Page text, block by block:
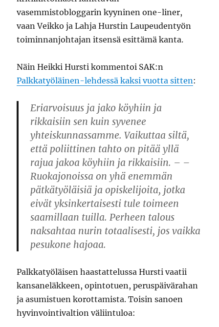
vasemmistobloggarin kyyninen one-liner,
vaan Veikko ja Lahja Hurstin Laupeudentyön
toiminnanjohtajan itsensä esittämä kanta.
Näin Heikki Hursti kommentoi SAK:n
Palkkatyöläinen-lehdessä kaksi vuotta sitten:
Eriarvoisuus ja jako köyhiin ja
rikkaisiin sen kuin syvenee
yhteiskunnassamme. Vaikuttaa siltä,
että poliittinen tahto on pitää yllä
rajua jakoa köyhiin ja rikkaisiin. – –
Ruokajonoissa on yhä enemmän
pätkätyöläisiä ja opiskelijoita, jotka
eivät yksinkertaisesti tule toimeen
saamillaan tuilla. Perheen talous
naksahtaa nurin totaalisesti, jos vaikka
pesukone hajoaa.
Palkkatyöläisen haastattelussa Hursti vaatii
kansaneläkkeen, opintotuen, peruspäivärahan
ja asumistuen korottamista. Toisin sanoen
hyvinvointivaltion väliintuloa: